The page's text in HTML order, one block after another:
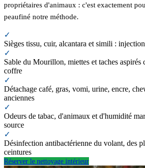
propriétaires d'animaux : c'est exactement
peaufiné notre méthode.
✓
Sièges tissu, cuir, alcantara et simili :
✓
Sable du Mourillon, miettes et taches aspirés
coffre
✓
Détachage café, gras, vomi, urine, encre,
anciennes
✓
Odeurs de tabac, d'animaux et d'humidité
source
✓
Désinfection antibactérienne du volant, des
ceintures
Réserver le nettoyage intérieur